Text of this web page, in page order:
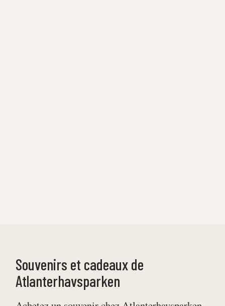
Souvenirs et cadeaux de
Atlanterhavsparken